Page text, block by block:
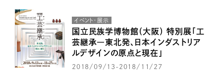
イベント・展示
国立民族学博物館（大阪） 特別展「工
芸継承―東北発、日本インダストリア
ルデザインの原点と現在」
2018/09/13-2018/11/27